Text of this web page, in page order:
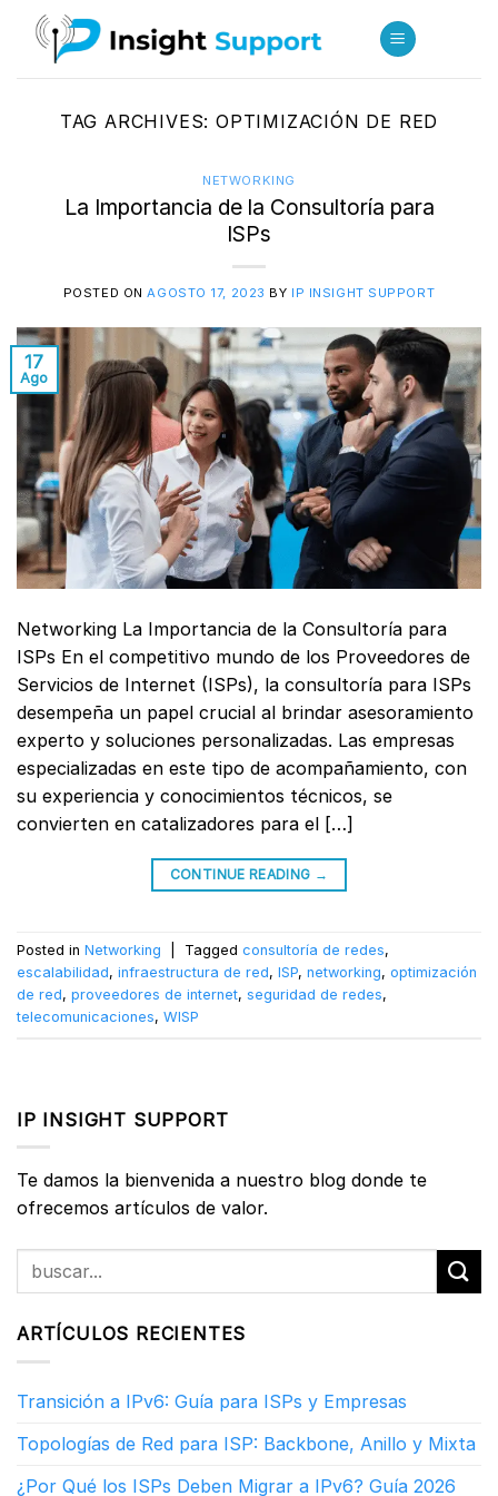
content
TAG ARCHIVES: OPTIMIZACIÓN DE RED
NETWORKING
La Importancia de la Consultoría para
ISPs
POSTED ONAGOSTO 17, 2023 BY IP INSIGHT SUPPORT
17
Ago
Networking La Importancia de la Consultoría para
ISPs En el competitivo mundo de los Proveedores de
Servicios de Internet (ISPs), la consultoría para ISPs
desempeña un papel crucial al brindar asesoramiento
experto y soluciones personalizadas. Las empresas
especializadas en este tipo de acompañamiento, con
su experiencia y conocimientos técnicos, se
convierten en catalizadores para el […]
CONTINUE READING →
Posted in Networking Tagged consultoría de redes,
escalabilidad, infraestructura de red, ISP, networking, optimización
de red, proveedores de internet, seguridad de redes,
telecomunicaciones, WISP
IP INSIGHT SUPPORT
Te damos la bienvenida a nuestro blog donde te
ofrecemos artículos de valor.
ARTÍCULOS RECIENTES
Transición a IPv6: Guía para ISPs y Empresas
Topologías de Red para ISP: Backbone, Anillo y Mixta
¿Por Qué los ISPs Deben Migrar a IPv6? Guía 2026